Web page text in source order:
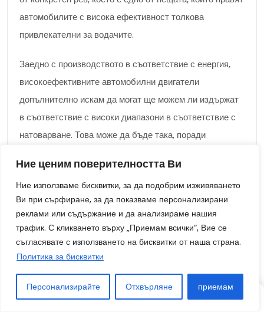
Ние ценим поверителността Ви
Ние използваме бисквитки, за да подобрим изживяването
Ви при сърфиране, за да показваме персонализирани
реклами или съдържание и да анализираме нашия
трафик. С кликването върху „Приемам всички“, Вие се
съгласявате с използването на бисквитки от наша страна.
Политика за бисквитки
Персонализирайте Отхвърляне приемам
автомобилите с висока ефективност толкова
привлекателни за водачите.
Заедно с производството в съответствие с енергия,
високоефективните автомобилни двигатели
допълнително искам да могат ще можем ли издържат
в съответствие с високи диапазони в съответствие с
натоварване. Това може да бъде така, поради
съответствие с високи обороти, тясно ускорение и
резки корекции в натоварването. Като начин за
отговорят на онези стандарти,
високопроизводителните автомобилни двигатели в
повечето случаи се изработват от леки тъкани и се
отличават с усъвършенствано инженерство.
Поради тяхната висока ефективност и на здравина,